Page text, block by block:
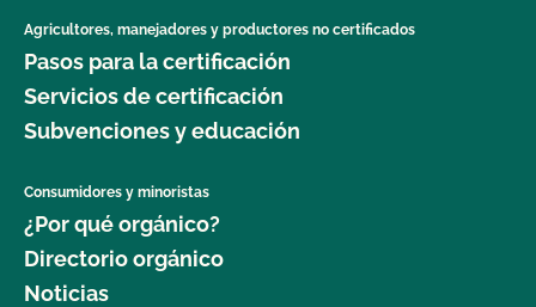
Agricultores, manejadores y productores no certificados
Pasos para la certificación
Servicios de certificación
Subvenciones y educación
Consumidores y minoristas
¿Por qué orgánico?
Directorio orgánico
Noticias